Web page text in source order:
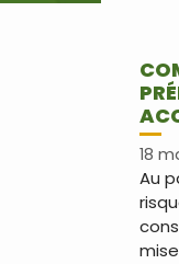
18
Au